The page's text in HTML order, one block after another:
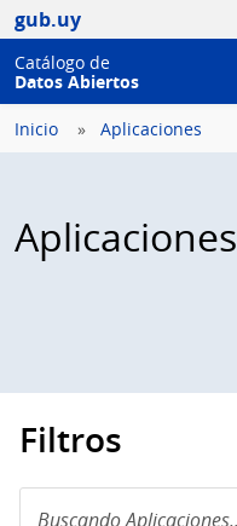
gub.uy
Catálogo de
Datos Abiertos
Inicio Aplicaciones
Aplicaciones
Filtros